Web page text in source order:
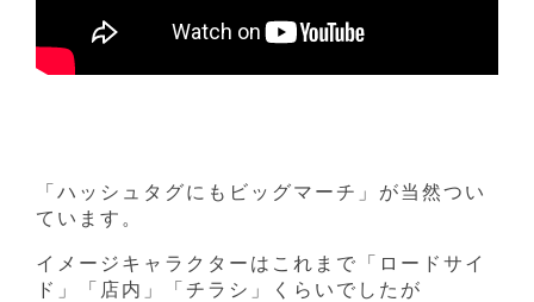
「ハッシュタグにもビッグマーチ」が当然つい
ています。
イメージキャラクターはこれまで「ロードサイ
ド」「店内」「チラシ」くらいでしたが